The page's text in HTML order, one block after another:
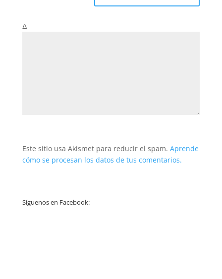
Δ
Este sitio usa Akismet para reducir el spam. Aprende
cómo se procesan los datos de tus comentarios.
Síguenos en Facebook: